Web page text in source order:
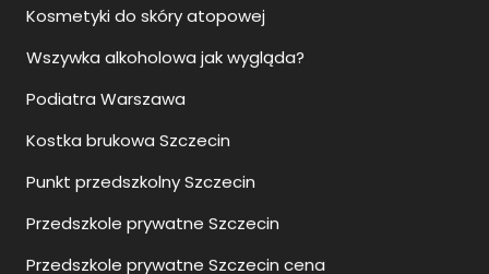
Wszywka alkoholowa jak wygląda?
Podiatra Warszawa
Kostka brukowa Szczecin
Punkt przedszkolny Szczecin
Przedszkole prywatne Szczecin
Przedszkole prywatne Szczecin cena
Systemy klimatyzacji Olsztyn